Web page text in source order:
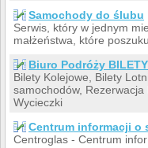
Samochody do ślubu
Serwis, który w jednym
małżeństwa, które
Biuro Podróży BILETY
Bilety Kolejowe, Bilety
samochodów,
Wycieczki
Centrum informacji o
Centroglas - Centrum